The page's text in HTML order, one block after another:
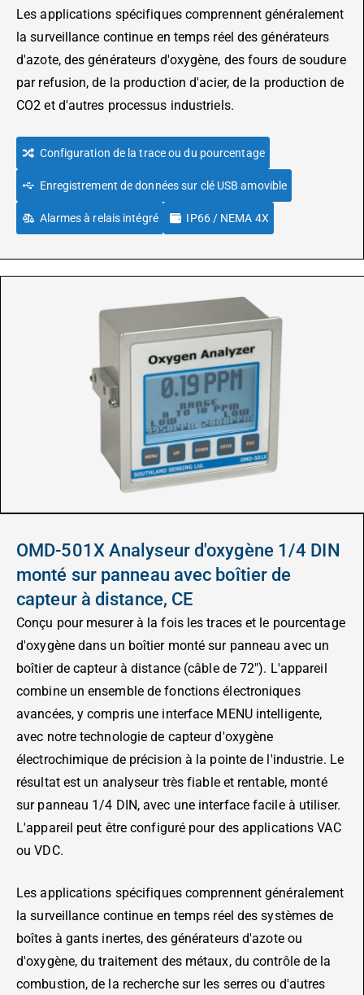
Les applications spécifiques comprennent généralement
la surveillance continue en temps réel des générateurs
d'azote, des générateurs d'oxygène, des fours de soudure
par refusion, de la production d'acier, de la production de
CO2 et d'autres processus industriels.
Configuration de la trace ou du pourcentage
Enregistrement de données sur clé USB amovible
Alarmes à relais intégré IP66 / NEMA 4X
OMD-501X Analyseur d'oxygène 1/4 DIN
monté sur panneau avec boîtier de
capteur à distance, CE
Conçu pour mesurer à la fois les traces et le pourcentage
d'oxygène dans un boîtier monté sur panneau avec un
boîtier de capteur à distance (câble de 72″). L'appareil
combine un ensemble de fonctions électroniques
avancées, y compris une interface MENU intelligente,
avec notre technologie de capteur d'oxygène
électrochimique de précision à la pointe de l'industrie. Le
résultat est un analyseur très fiable et rentable, monté
sur panneau 1/4 DIN, avec une interface facile à utiliser.
L'appareil peut être configuré pour des applications VAC
ou VDC.
Les applications spécifiques comprennent généralement
la surveillance continue en temps réel des systèmes de
boîtes à gants inertes, des générateurs d'azote ou
d'oxygène, du traitement des métaux, du contrôle de la
combustion, de la recherche sur les serres ou d'autres